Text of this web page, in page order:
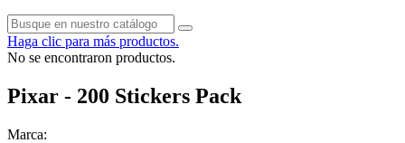
Haga clic para más productos.
No se encontraron productos.
Pixar - 200 Stickers Pack
Marca: